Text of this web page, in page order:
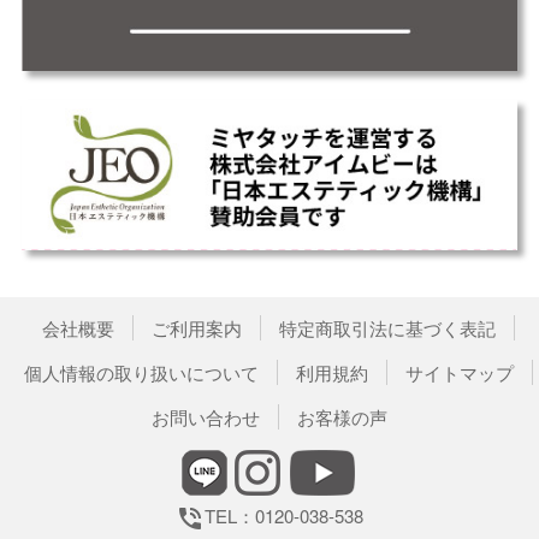
会社概要 ご利用案内
特定商取引法に基づく表記
個人情報の取り扱いについて
利用規約
サイトマップ
お問い合わせ
お客様の声
phone_in_talkTEL：0120-038-538